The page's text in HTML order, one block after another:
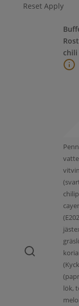
Reset Apply
lök,